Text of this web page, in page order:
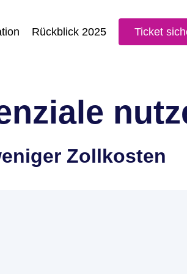
Rückblick 2025 Ticket
Zollkosten